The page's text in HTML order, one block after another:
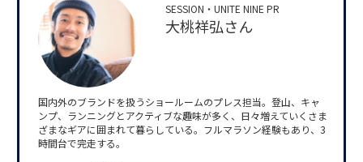
SESSION・UNITE NINE PR
大桃祥弘さん
国内外のブランドを扱うショールームのプレス担当。登山、キャ
ンプ、ランニングとアクティブな趣味が多く、日々増えていくさま
ざまなギアに囲まれて暮らしている。フルマラソン経験もあり、3
時間台で完走する。